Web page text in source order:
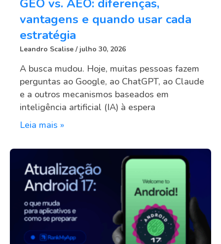
GEO vs. AEO: diferenças,
vantagens e quando usar cada
estratégia
Leandro Scalise julho 30, 2026
A busca mudou. Hoje, muitas pessoas fazem
perguntas ao Google, ao ChatGPT, ao Claude
e a outros mecanismos baseados em
inteligência artificial (IA) à espera
Leia mais »